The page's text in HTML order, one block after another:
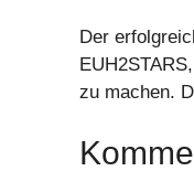
Der
zu machen.